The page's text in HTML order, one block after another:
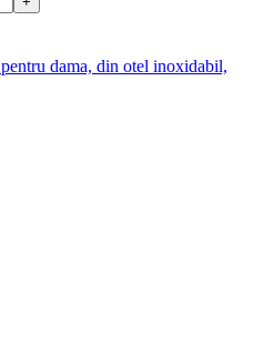
dama, din otel inoxidabil,